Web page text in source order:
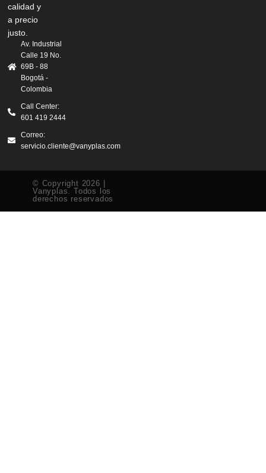
calidad y
a precio
justo.
Av. Industrial
Calle 19 No.
69B - 88
Bogotá -
Colombia
Call Center:
601 419 2444
Correo:
servicio.cliente@vanyplas.com
© Copyright 2026 |
Vanyplas. Todos los
derechos reservados